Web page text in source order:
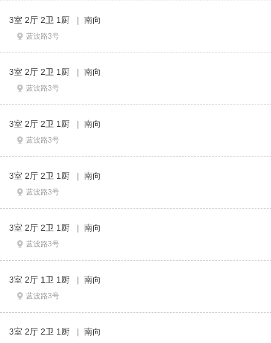
3室 2厅 2卫 1厨 | 南向
蓝波路3号
3室 2厅 2卫 1厨 | 南向
蓝波路3号
3室 2厅 2卫 1厨 | 南向
蓝波路3号
3室 2厅 2卫 1厨 | 南向
蓝波路3号
3室 2厅 2卫 1厨 | 南向
蓝波路3号
3室 2厅 1卫 1厨 | 南向
蓝波路3号
3室 2厅 2卫 1厨 | 南向